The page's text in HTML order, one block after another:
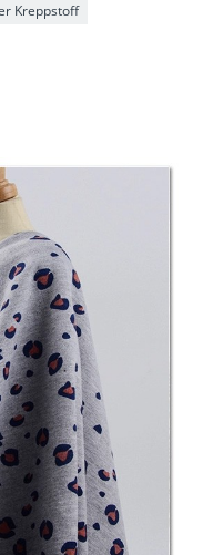
Kreppstoff